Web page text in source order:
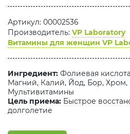
Артикул: 00002536
Производитель: VP Laboratory
Витамины для женщин VP
Ингредиент: Фолиевая
Магний, Калий, Йод, Бор, Хром,
Мультивитамины
Цель приема: Быстрое
долголетие